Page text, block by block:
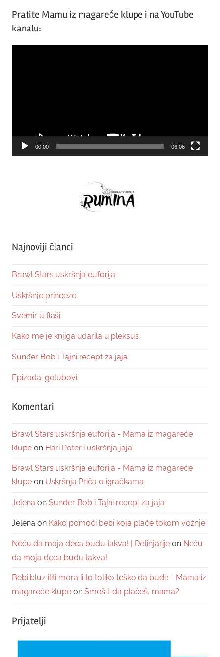
Pratite Mamu iz magareće klupe i na YouTube
kanalu:
00:00 06:06
Najnoviji članci
Brawl Stars uskršnja euforija
Uskršnje princeze
Svemir u flaši
Kako me je knjiga udarila u pleksus
Sunđer Bob i Tajni recept za jaja
Epizoda: golubovi
Komentari
Brawl Stars uskršnja euforija - Mama iz magareće
klupe on Hari Poter i uskršnja jaja
Brawl Stars uskršnja euforija - Mama iz magareće
klupe on Uskršnja Priča o igračkama
Jelena on Sunđer Bob i Tajni recept za jaja
Jelena on Kako pomoći bebi koja plače tokom vožnje
Neću da moja deca budu takva! | Detinjarije on Neću
da moja deca budu takva!
Bebi bluz iliti mora li to toliko teško da bude - Mama iz
magareće klupe on Smeš li da plačeš, mama?
Prijatelji